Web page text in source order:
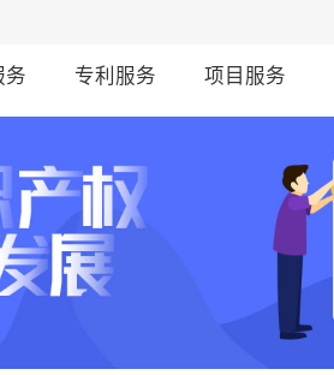
务 专利服务 项目服务